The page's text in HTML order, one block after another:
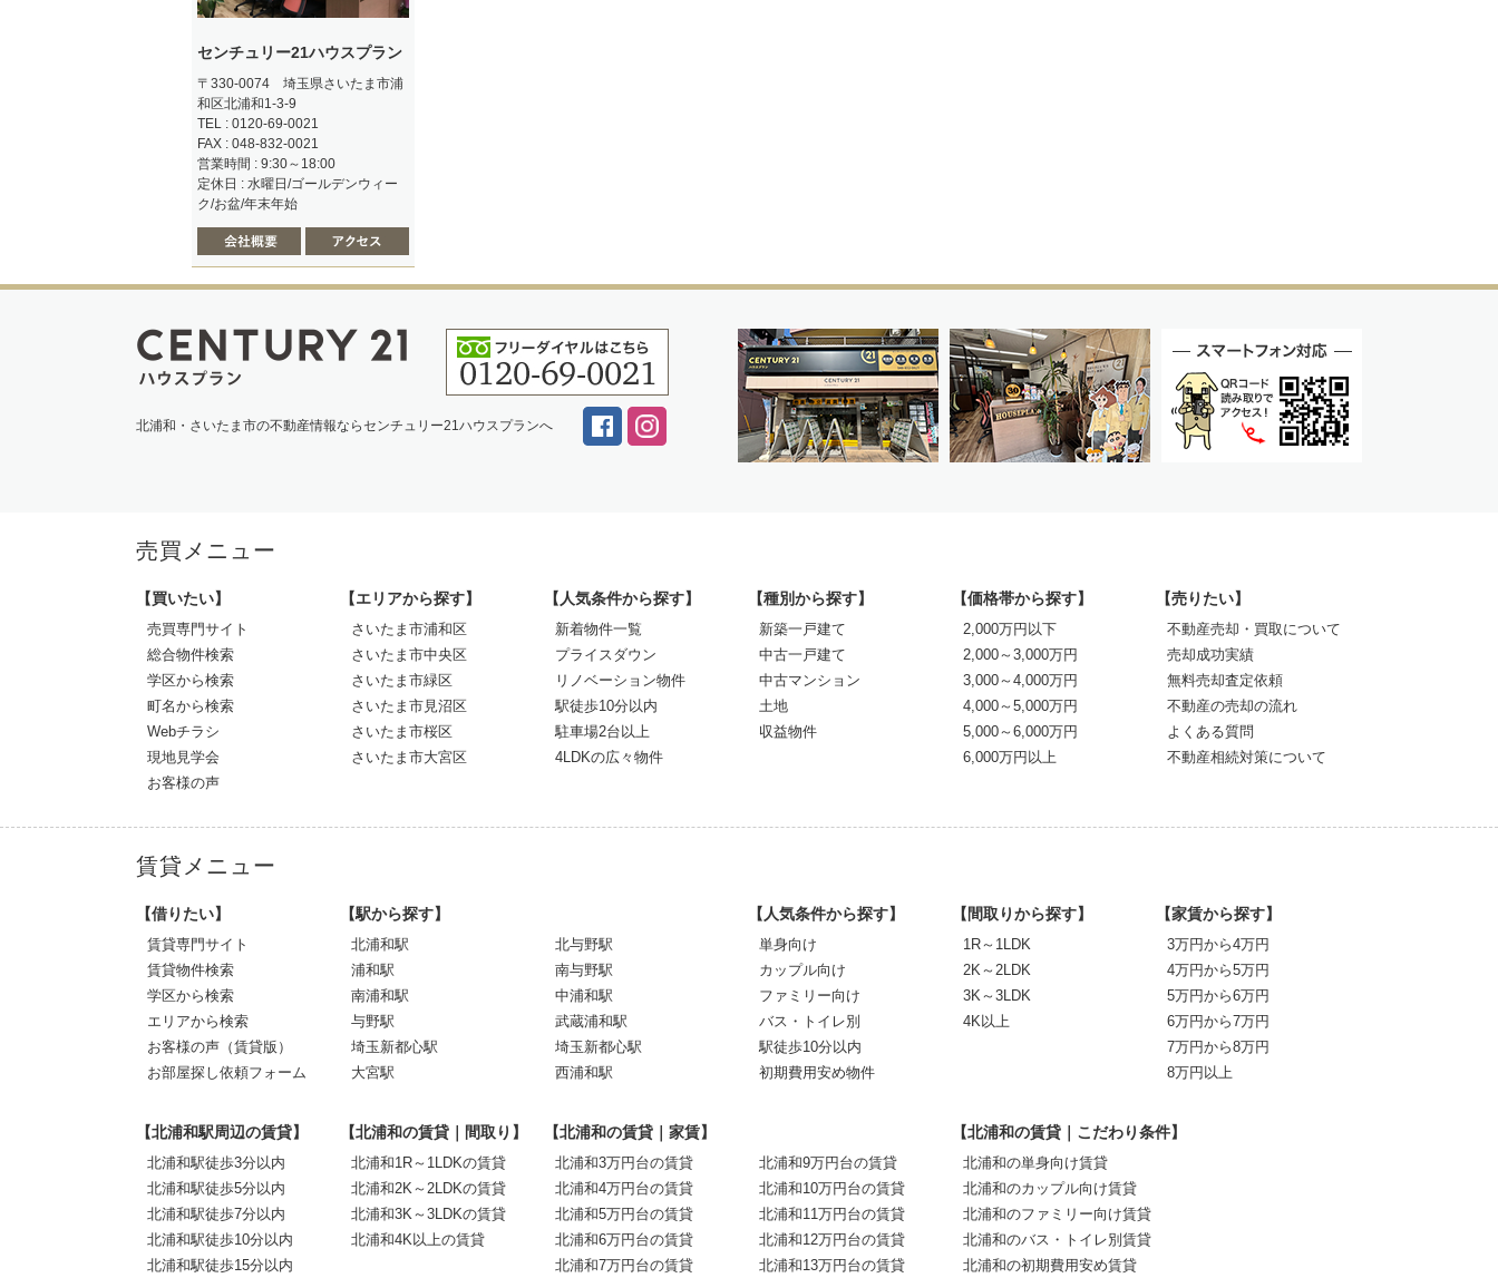
センチュリー21ハウスプラン
〒330-0074 埼玉県さいたま市浦
和区北浦和1-3-9
TEL : 0120-69-0021
FAX : 048-832-0021
営業時間 : 9:30～18:00
定休日 : 水曜日/ゴールデンウィー
ク/お盆/年末年始
北浦和・さいたま市の不動産情報ならセンチュリー21ハウスプランへ
売買メニュー
【買いたい】
売買専門サイト
総合物件検索
学区から検索
町名から検索
Webチラシ
現地見学会
お客様の声
【エリアから探す】
さいたま市浦和区
さいたま市中央区
さいたま市緑区
さいたま市見沼区
さいたま市桜区
さいたま市大宮区
【人気条件から探す】
新着物件一覧
プライスダウン
リノベーション物件
駅徒歩10分以内
駐車場2台以上
4LDKの広々物件
【種別から探す】
新築一戸建て
中古一戸建て
中古マンション
土地
収益物件
【価格帯から探す】
2,000万円以下
2,000～3,000万円
3,000～4,000万円
4,000～5,000万円
5,000～6,000万円
6,000万円以上
【売りたい】
不動産売却・買取について
売却成功実績
無料売却査定依頼
不動産の売却の流れ
よくある質問
不動産相続対策について
賃貸メニュー
【借りたい】
賃貸専門サイト
賃貸物件検索
学区から検索
エリアから検索
お客様の声（賃貸版）
お部屋探し依頼フォーム
【駅から探す】
北浦和駅
浦和駅
南浦和駅
与野駅
埼玉新都心駅
大宮駅
北与野駅
南与野駅
中浦和駅
武蔵浦和駅
埼玉新都心駅
西浦和駅
【人気条件から探す】
単身向け
カップル向け
ファミリー向け
バス・トイレ別
駅徒歩10分以内
初期費用安め物件
【間取りから探す】
1R～1LDK
2K～2LDK
3K～3LDK
4K以上
【家賃から探す】
3万円から4万円
4万円から5万円
5万円から6万円
6万円から7万円
7万円から8万円
8万円以上
【北浦和駅周辺の賃貸】
北浦和駅徒歩3分以内
北浦和駅徒歩5分以内
北浦和駅徒歩7分以内
北浦和駅徒歩10分以内
北浦和駅徒歩15分以内
【北浦和の賃貸｜間取り】
北浦和1R～1LDKの賃貸
北浦和2K～2LDKの賃貸
北浦和3K～3LDKの賃貸
北浦和4K以上の賃貸
【北浦和の賃貸｜家賃】
北浦和3万円台の賃貸
北浦和4万円台の賃貸
北浦和5万円台の賃貸
北浦和6万円台の賃貸
北浦和7万円台の賃貸
北浦和9万円台の賃貸
北浦和10万円台の賃貸
北浦和11万円台の賃貸
北浦和12万円台の賃貸
北浦和13万円台の賃貸
【北浦和の賃貸｜こだわり条件】
北浦和の単身向け賃貸
北浦和のカップル向け賃貸
北浦和のファミリー向け賃貸
北浦和のバス・トイレ別賃貸
北浦和の初期費用安め賃貸